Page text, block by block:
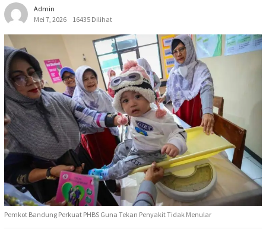
Admin
Mei 7, 2026
16435 Dilihat
Pemkot Bandung Perkuat PHBS Guna Tekan Penyakit Tidak Menular